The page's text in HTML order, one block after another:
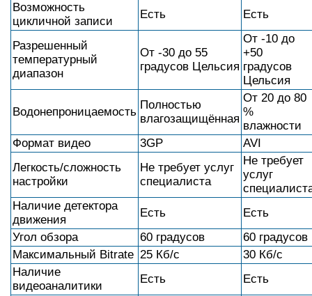
Возможность
цикличной записи
Есть Есть
Разрешенный
температурный
диапазон
От -30 до 55
градусов Цельсия
От -10 до
+50
градусов
Цельсия
Водонепроницаемость
Полностью
влагозащищённая
От 20 до 80
%
влажности
Формат видео
3GP
AVI
Легкость/сложность
настройки
Не требует услуг
специалиста
Не требует
услуг
Наличие детектора
движения
Есть
Есть
Угол обзора
60 градусов
60 градусов
Максимальный Bitrate 25 Кб/с
30 Кб/с
Наличие
видеоаналитики
Есть Есть